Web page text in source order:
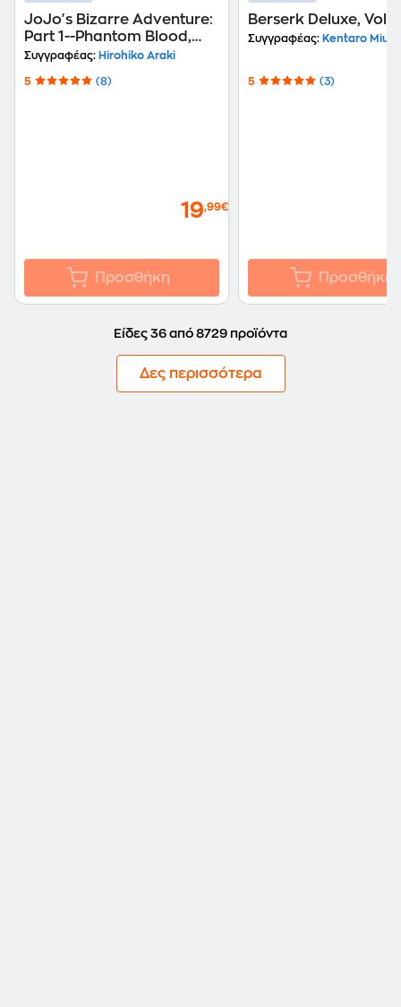
JoJo's Bizarre Adventure:
Part 1--Phantom Blood,
Vol. 1
Συγγραφέας: Hirohiko Araki
5 (8)
19,99€
Προσθήκη
Berserk Deluxe, Vol.
Συγγραφέας: Kentaro Miura
5 (3)
Προσθήκη
Είδες 36 από 8729 προϊόντα
Δες περισσότερα